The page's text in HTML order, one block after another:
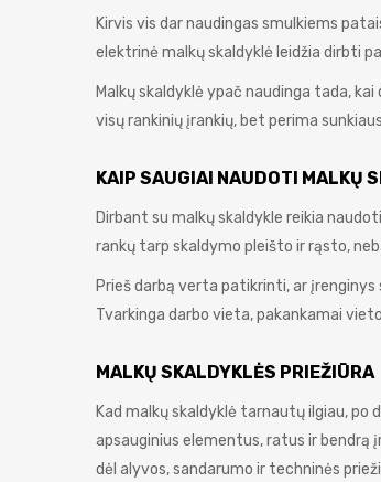
Kirvis vis dar naudingas smulkiems
elektrinė malkų skaldyklė leidžia dirbti
Malkų skaldyklė ypač naudinga tada,
visų rankinių įrankių, bet perima
KAIP SAUGIAI NAUDOTI MALKŲ
Dirbant su malkų skaldykle reikia
rankų tarp skaldymo pleišto ir rąsto,
Prieš darbą verta patikrinti, ar
Tvarkinga darbo vieta, pakankamai
MALKŲ SKALDYKLĖS PRIEŽIŪRA
Kad malkų skaldyklė tarnautų ilgiau, po
apsauginius elementus, ratus ir bendrą
dėl alyvos, sandarumo ir techninės